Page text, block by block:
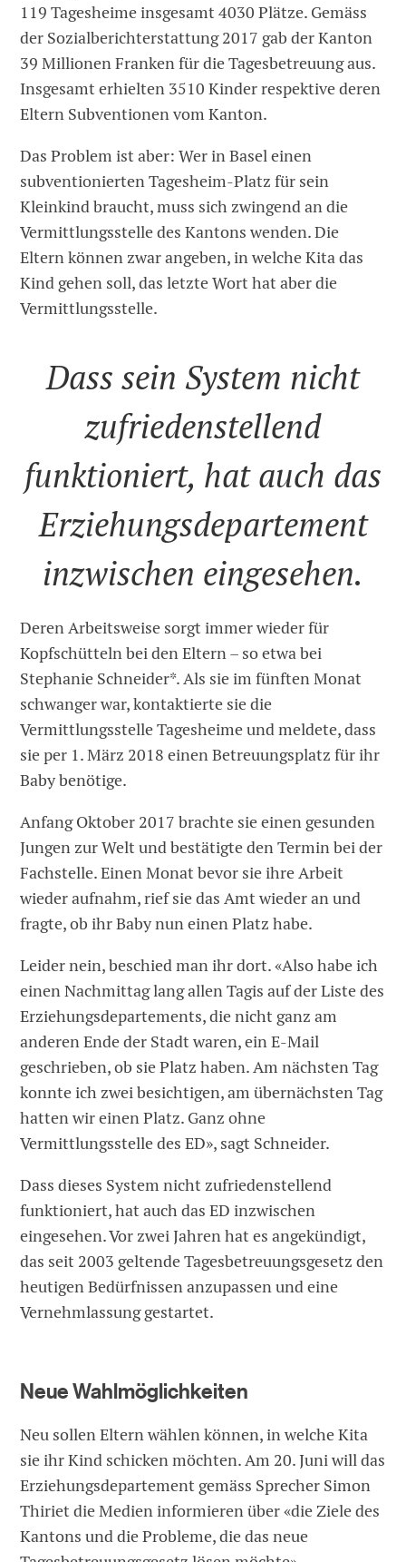
119 Tagesheime insgesamt 4030 Plätze. Gemäss
der Sozialberichterstattung 2017 gab der Kanton
39 Millionen Franken für die Tagesbetreuung aus.
Insgesamt erhielten 3510 Kinder respektive deren
Eltern Subventionen vom Kanton.
Das Problem ist aber: Wer in Basel einen
subventionierten Tagesheim-Platz für sein
Kleinkind braucht, muss sich zwingend an die
Vermittlungsstelle des Kantons wenden. Die
Eltern können zwar angeben, in welche Kita das
Kind gehen soll, das letzte Wort hat aber die
Vermittlungsstelle.
Dass sein System nicht
zufriedenstellend
funktioniert, hat auch das
Erziehungsdepartement
inzwischen eingesehen.
Deren Arbeitsweise sorgt immer wieder für
Kopfschütteln bei den Eltern – so etwa bei
Stephanie Schneider*. Als sie im fünften Monat
schwanger war, kontaktierte sie die
Vermittlungsstelle Tagesheime und meldete, dass
sie per 1. März 2018 einen Betreuungsplatz für ihr
Baby benötige.
Anfang Oktober 2017 brachte sie einen gesunden
Jungen zur Welt und bestätigte den Termin bei der
Fachstelle. Einen Monat bevor sie ihre Arbeit
wieder aufnahm, rief sie das Amt wieder an und
fragte, ob ihr Baby nun einen Platz habe.
Leider nein, beschied man ihr dort. «Also habe ich
einen Nachmittag lang allen Tagis auf der Liste des
Erziehungsdepartements, die nicht ganz am
anderen Ende der Stadt waren, ein E-Mail
geschrieben, ob sie Platz haben. Am nächsten Tag
konnte ich zwei besichtigen, am übernächsten Tag
hatten wir einen Platz. Ganz ohne
Vermittlungsstelle des ED», sagt Schneider.
Dass dieses System nicht zufriedenstellend
funktioniert, hat auch das ED inzwischen
eingesehen. Vor zwei Jahren hat es angekündigt,
das seit 2003 geltende Tagesbetreuungsgesetz den
heutigen Bedürfnissen anzupassen und eine
Vernehmlassung gestartet.
Neue Wahlmöglichkeiten
Neu sollen Eltern wählen können, in welche Kita
sie ihr Kind schicken möchten. Am 20. Juni will das
Erziehungsdepartement gemäss Sprecher Simon
Thiriet die Medien informieren über «die Ziele des
Kantons und die Probleme, die das neue